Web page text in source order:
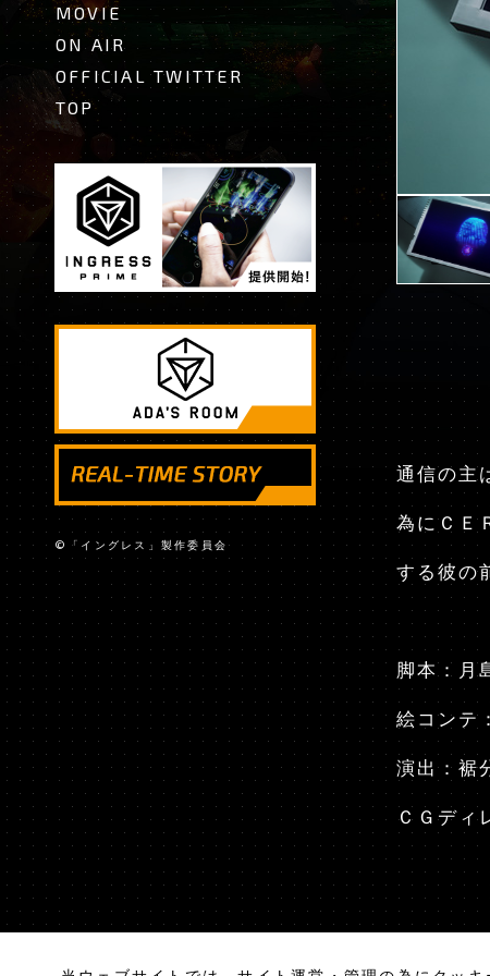
MOVIE
ON AIR
OFFICIAL TWITTER
TOP
©「イングレス」製作委員会
通信の主
為にＣＥ
する彼の
脚本：月
絵コンテ
演出：裾
ＣＧディ